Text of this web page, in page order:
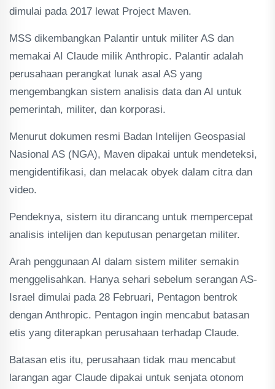
dimulai pada 2017 lewat Project Maven.
MSS dikembangkan Palantir untuk militer AS dan
memakai AI Claude milik Anthropic. Palantir adalah
perusahaan perangkat lunak asal AS yang
mengembangkan sistem analisis data dan AI untuk
pemerintah, militer, dan korporasi.
Menurut dokumen resmi Badan Intelijen Geospasial
Nasional AS (NGA), Maven dipakai untuk mendeteksi,
mengidentifikasi, dan melacak obyek dalam citra dan
video.
Pendeknya, sistem itu dirancang untuk mempercepat
analisis intelijen dan keputusan penargetan militer.
Arah penggunaan AI dalam sistem militer semakin
menggelisahkan. Hanya sehari sebelum serangan AS-
Israel dimulai pada 28 Februari, Pentagon bentrok
dengan Anthropic. Pentagon ingin mencabut batasan
etis yang diterapkan perusahaan terhadap Claude.
Batasan etis itu, perusahaan tidak mau mencabut
larangan agar Claude dipakai untuk senjata otonom